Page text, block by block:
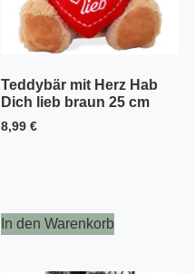
Teddybär mit Herz Hab
Dich lieb braun 25 cm
8,99 €
In den Warenkorb